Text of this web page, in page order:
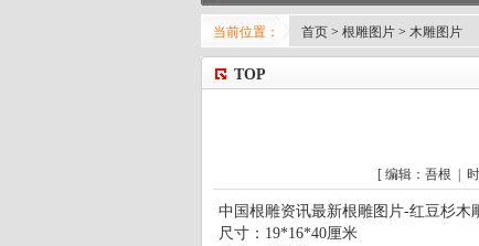
当前位置： 首页 > 根雕图片 > 木雕图片
TOP
[ 编辑：吾根 |
中国根雕资讯最新根雕图片-红豆杉木
尺寸：19*16*40厘米